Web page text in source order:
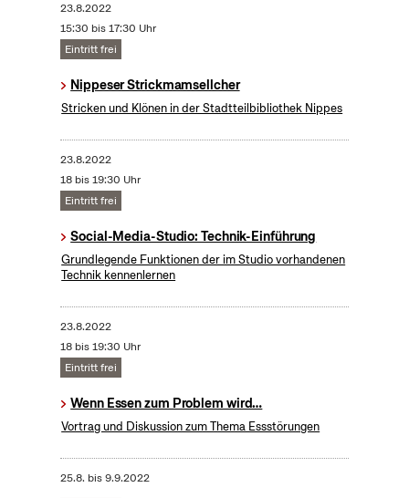
23.8.2022
15:30 bis 17:30 Uhr
Eintritt frei
Nippeser Strickmamsellcher
Stricken und Klönen in der Stadtteilbibliothek Nippes
23.8.2022
18 bis 19:30 Uhr
Eintritt frei
Social-Media-Studio: Technik-Einführung
Grundlegende Funktionen der im Studio vorhandenen
Technik kennenlernen
23.8.2022
18 bis 19:30 Uhr
Eintritt frei
Wenn Essen zum Problem wird…
Vortrag und Diskussion zum Thema Essstörungen
25.8. bis9.9.2022